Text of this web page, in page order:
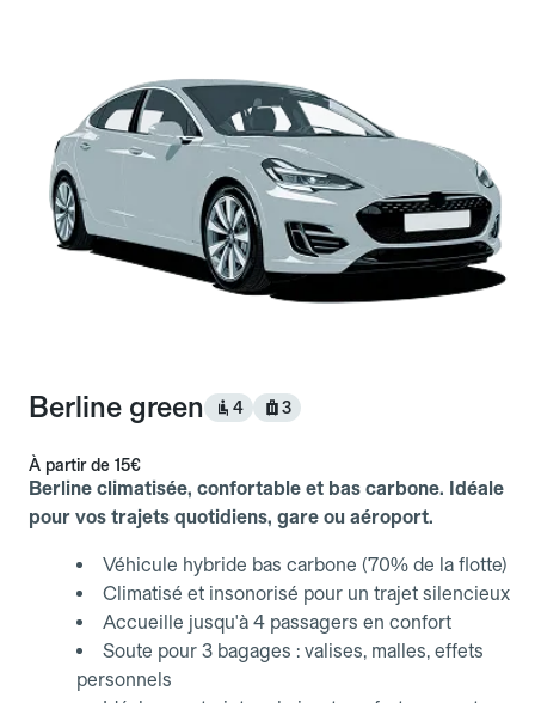
Berline green 4 3
À partir de 15€
Berline climatisée, confortable et bas carbone. Idéale
pour vos trajets quotidiens, gare ou aéroport.
Véhicule hybride bas carbone (70% de la flotte)
Climatisé et insonorisé pour un trajet silencieux
Accueille jusqu'à 4 passagers en confort
Soute pour 3 bagages : valises, malles, effets
personnels